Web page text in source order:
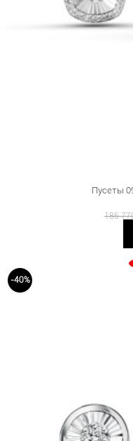
Пусеты
186
-40%